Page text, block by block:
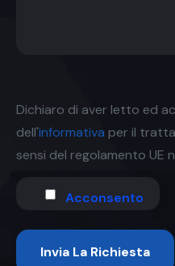
Dichiaro di aver letto ed
dell'informativa per il
sensi del regolamento UE
Acconsento